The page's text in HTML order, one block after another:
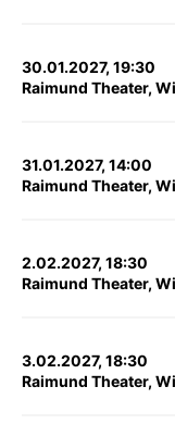
30.01.2027, 19:30
Raimund Theater,
31.01.2027, 14:00
Raimund Theater,
2.02.2027, 18:30
Raimund Theater,
3.02.2027, 18:30
Raimund Theater,